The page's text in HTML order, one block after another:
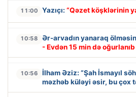
11:00 Yazıçı: “Qəzet köşklərinin
10:58
Ər-arvadın yanaraq
- Evdən 15 min də oğurlanıb
10:56
İlham Əziz: “Şah İsmayıl
məzhəb küləyi əsir, bu çox